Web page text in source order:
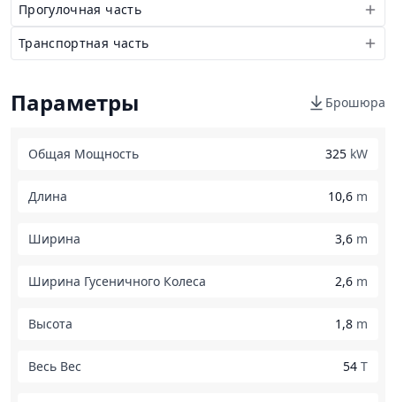
Прогулочная часть
Транспортная часть
Параметры Брошюра
Общая Мощность 325 kW
Длина 10,6 m
Ширина 3,6 m
Ширина Гусеничного Колеса 2,6 m
Высота 1,8 m
Весь Вес 54 T